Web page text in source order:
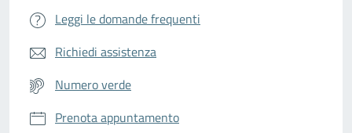
Leggi le domande frequenti
Richiedi assistenza
Numero verde
Prenota appuntamento